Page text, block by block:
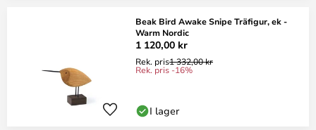
Beak Bird Awake Snipe Träfigur, ek -
Warm Nordic
1 120,00 kr
Rek. pris1 332,00 kr
Rek. pris -16%
I lager